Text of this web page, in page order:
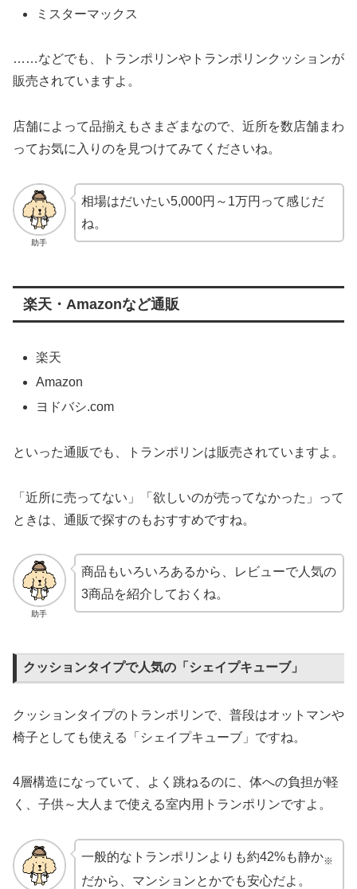
ミスターマックス
……などでも、トランポリンやトランポリンクッションが
販売されていますよ。
店舗によって品揃えもさまざまなので、近所を数店舗まわ
ってお気に入りのを見つけてみてくださいね。
助手
相場はだいたい5,000円～1万円って感じだ
ね。
楽天・Amazonなど通販
楽天
Amazon
ヨドバシ.com
といった通販でも、トランポリンは販売されていますよ。
「近所に売ってない」「欲しいのが売ってなかった」って
ときは、通販で探すのもおすすめですね。
助手
商品もいろいろあるから、レビューで人気の
3商品を紹介しておくね。
クッションタイプで人気の「シェイプキューブ」
クッションタイプのトランポリンで、普段はオットマンや
椅子としても使える「シェイプキューブ」ですね。
4層構造になっていて、よく跳ねるのに、体への負担が軽
く、子供～大人まで使える室内用トランポリンですよ。
一般的なトランポリンよりも約42%も静か※
だから、マンションとかでも安心だよ。